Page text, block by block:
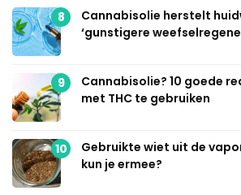
8
Cannabisolie herstelt
‘gunstigere
9
Cannabisolie? 10 goede
met THC te gebruiken
10
Gebruikte wiet uit de
kun je ermee?